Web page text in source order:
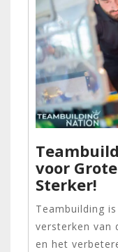
voor
Sterker!
Teambuilding
versterken van
en het